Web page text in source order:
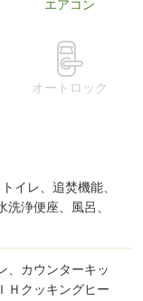
エアコン
オートロック
イレ、追焚機能、
洗浄便座、風呂、
、カウンターキッ
Ｈクッキングヒー